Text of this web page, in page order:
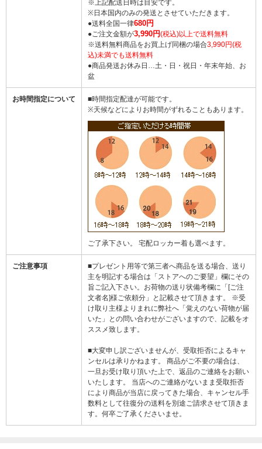
※上記配送日時は目安です。
※日本国内のみの発送とさせていただきます。
●送料全国一律680円
●ご注文金額が3,990円(税込)以上で送料無料
※送料無料商品をお買上げ同梱の場合3,990円(税
込)未満でも送料無料
●商品発送お休み日…土・日・祝日・年末年始、お
盆
お時間指定について
■時間指定配達が可能です。
※天候などによりお時間がずれることもあります。
ご了承下さい。 宅配ロッカー着も選べます。
ご注意事項
■プレゼント用等で第三者へ商品を送る場合、送り
主を明記する場合は「ストアへのご要望」欄にその
旨ご記入下さい。お荷物の送り状備考欄に「[ご注
文者名]様ご依頼分」と記載させて頂きます。 ※受
け取り主様よりまれに弊社へ「覚えのない荷物が届
いた」との問い合わせがございますので、記載をオ
ススメ致します。
■大変申し訳ございませんが、受取拒否によるキャ
ンセルは承りかねます。 商品がご不要の場合は、
一旦お受け取り頂いた上で、返品のご連絡をお願い
いたします。 当店へのご連絡がないまま受取拒否
により商品が当店に戻ってきた場合、キャンセル手
数料として往復分の送料を別途ご請求させて頂きま
す。何卒ご了承くださいませ。